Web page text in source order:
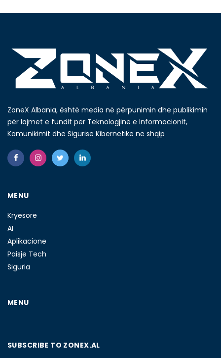
ZoneX Albania, është media në përpunimin dhe publikimin
për lajmet e fundit për Teknologjinë e Informacionit,
Komunikimit dhe Sigurisë Kibernetike në shqip
MENU
Kryesore
AI
Aplikacione
Paisje Tech
Siguria
MENU
SUBSCRIBE TO ZONEX.AL